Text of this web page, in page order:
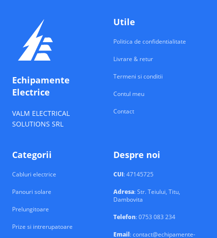
Echipamente
Electrice
VALM ELECTRICAL
SOLUTIONS SRL
Utile
Politica de confidentialitate
Livrare & retur
Termeni si conditii
Contul meu
Contact
Categorii
Cabluri electrice
Panouri solare
Prelungitoare
Prize si intrerupatoare
Despre noi
CUI: 47145725
Adresa: Str. Teiului, Titu,
Dambovita
Telefon: 0753 083 234
Email: contact@echipamente-